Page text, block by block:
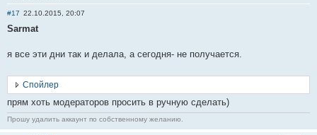
#17 22.10.2015, 20:07
Sarmat
я все эти дни так и делала, а сегодня- не получается.
Спойлер
прям хоть модераторов просить в ручную сделать)
Прошу удалить аккаунт по собственному желанию.